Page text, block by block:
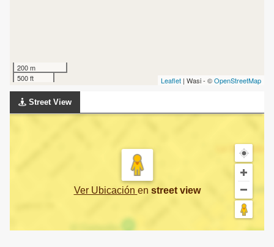
200 m
500 ft
Leaflet | Wasi - ©OpenStreetMap
Street View
Ver Ubicación en street view